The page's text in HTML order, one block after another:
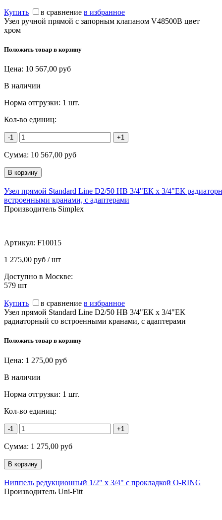
Купить в сравнение в избранное
Узел ручной прямой с запорным клапаном V48500B цвет
хром
Положить товар в корзину
Цена: 10 567,00 руб
В наличии
Норма отгрузки: 1 шт.
Кол-во единиц:
-1 +1
Сумма: 10 567,00 руб
Узел прямой Standard Line D2/50 НВ 3/4"ЕК х 3/4"ЕК
встроенными кранами, с адаптерами
Производитель Simplex
Артикул: F10015
1 275,00 руб / шт
Доступно в Москве:
579 шт
Купить в сравнение в избранное
Узел прямой Standard Line D2/50 НВ 3/4"ЕК х 3/4"ЕК
радиаторный со встроенными кранами, с адаптерами
Положить товар в корзину
Цена: 1 275,00 руб
В наличии
Норма отгрузки: 1 шт.
Кол-во единиц:
-1 +1
Сумма: 1 275,00 руб
Ниппель редукционный 1/2" х 3/4" с прокладкой O-RING
Производитель Uni-Fitt